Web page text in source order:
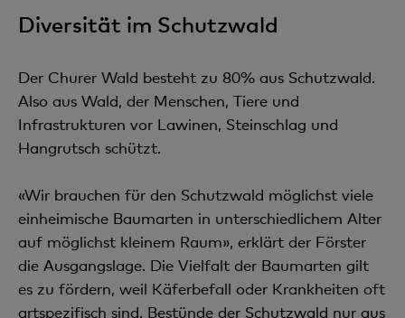
Diversität im Schutzwald
Der Churer Wald besteht zu 80% aus Schutzwald.
Also aus Wald, der Menschen, Tiere und
Infrastrukturen vor Lawinen, Steinschlag und
Hangrutsch schützt.
«Wir brauchen für den Schutzwald möglichst viele
einheimische Baumarten in unterschiedlichem Alter
auf möglichst kleinem Raum», erklärt der Förster
die Ausgangslage. Die Vielfalt der Baumarten gilt
es zu fördern, weil Käferbefall oder Krankheiten oft
artspezifisch sind. Bestünde der Schutzwald nur aus